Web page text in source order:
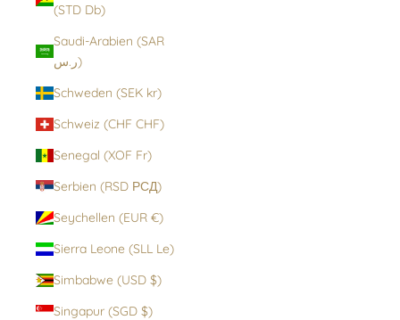
(STD Db)
Saudi-Arabien (SAR
ر.س)
Schweden (SEK kr)
Schweiz (CHF CHF)
Senegal (XOF Fr)
Serbien (RSD РСД)
Seychellen (EUR €)
Sierra Leone (SLL Le)
Simbabwe (USD $)
Singapur (SGD $)